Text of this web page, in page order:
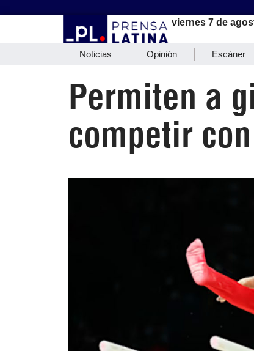
viernes 7 de
Noticias Opinión Escáner
Permiten a
competir